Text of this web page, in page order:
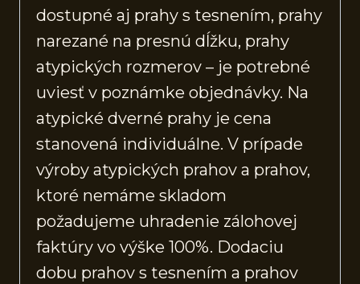
dostupné aj prahy s tesnením, prahy
narezané na presnú dĺžku, prahy
atypických rozmerov – je potrebné
uviesť v poznámke objednávky. Na
atypické dverné prahy je cena
stanovená individuálne. V prípade
výroby atypických prahov a prahov,
ktoré nemáme skladom
požadujeme uhradenie zálohovej
faktúry vo výške 100%. Dodaciu
dobu prahov s tesnením a prahov